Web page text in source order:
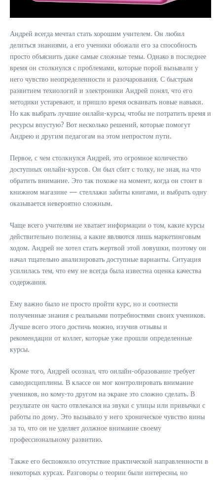
Андрей всегда мечтал стать хорошим учителем. Он любил
делиться знаниями, а его ученики обожали его за способность
просто объяснить даже самые сложные темы. Однако в последнее
время он столкнулся с проблемами, которые порой вызывали у
него чувство неопределенности и разочарования. С быстрым
развитием технологий и электроники Андрей понял, что его
методики устаревают, и пришло время осваивать новые навыки.
Но как выбрать лучшие онлайн-курсы, чтобы не потратить время и
ресурсы впустую? Вот несколько решений, которые помогут
Андрею и другим педагогам на этом непростом пути.
Первое, с чем столкнулся Андрей, это огромное количество
доступных онлайн-курсов. Он был сбит с толку, не зная, на что
обратить внимание. Это так похоже на момент, когда он стоит в
книжном магазине — стеллажи забиты книгами, и выбрать одну
оказывается невероятно сложным.
Чаще всего учителям не хватает информации о том, какие курсы
действительно полезны, а какие являются лишь маркетинговым
ходом. Андрей не хотел стать жертвой этой ловушки, поэтому он
начал тщательно анализировать доступные варианты. Ситуация
усилилась тем, что ему не всегда была известна оценка качества
содержания.
Ему важно было не просто пройти курс, но и соотнести
полученные знания с реальными потребностями своих учеников.
Лучше всего этого достичь можно, изучив отзывы и
рекомендации от коллег, которые уже прошли определенные
курсы.
Кроме того, Андрей осознал, что онлайн-образование требует
самодисциплины. В классе он мог контролировать внимание
учеников, но кому-то другом на экране это сложно сделать. В
результате он часто отвлекался на звуки с улицы или привычки с
работы по дому. Это вызывало у него хроническое чувство вины
за то, что он не уделяет должное внимание своему
профессиональному развитию.
Также его беспокоило отсутствие практической направленности в
некоторых курсах. Разговоры о теории были интересны, но